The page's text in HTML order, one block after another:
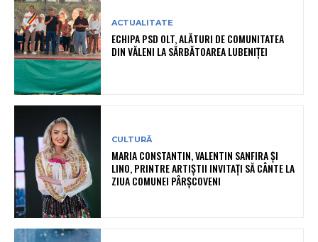
ACTUALITATE
ECHIPA PSD OLT, ALĂTURI DE COMUNITATEA
DIN VĂLENI LA SĂRBĂTOAREA LUBENIȚEI
CULTURĂ
MARIA CONSTANTIN, VALENTIN SANFIRA ȘI
LINO, PRINTRE ARTIȘTII INVITAȚI SĂ CÂNTE LA
ZIUA COMUNEI PÂRȘCOVENI